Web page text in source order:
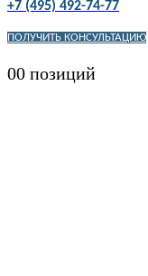
+7 (495) 492-74-77
ПОЛУЧИТЬ КОНСУЛЬТАЦИЮ
00 позиций